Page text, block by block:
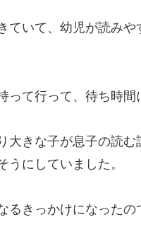
ていて、幼児が読み
て行って、待ち時間
大きな子が息子の読
にしていました。
きっかけになったの